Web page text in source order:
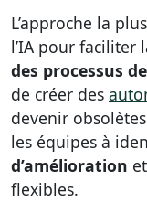
L’approche la
l’IA pour faciliter
des processus
de créer des
devenir
les équipes à
d’amélioration
flexibles.